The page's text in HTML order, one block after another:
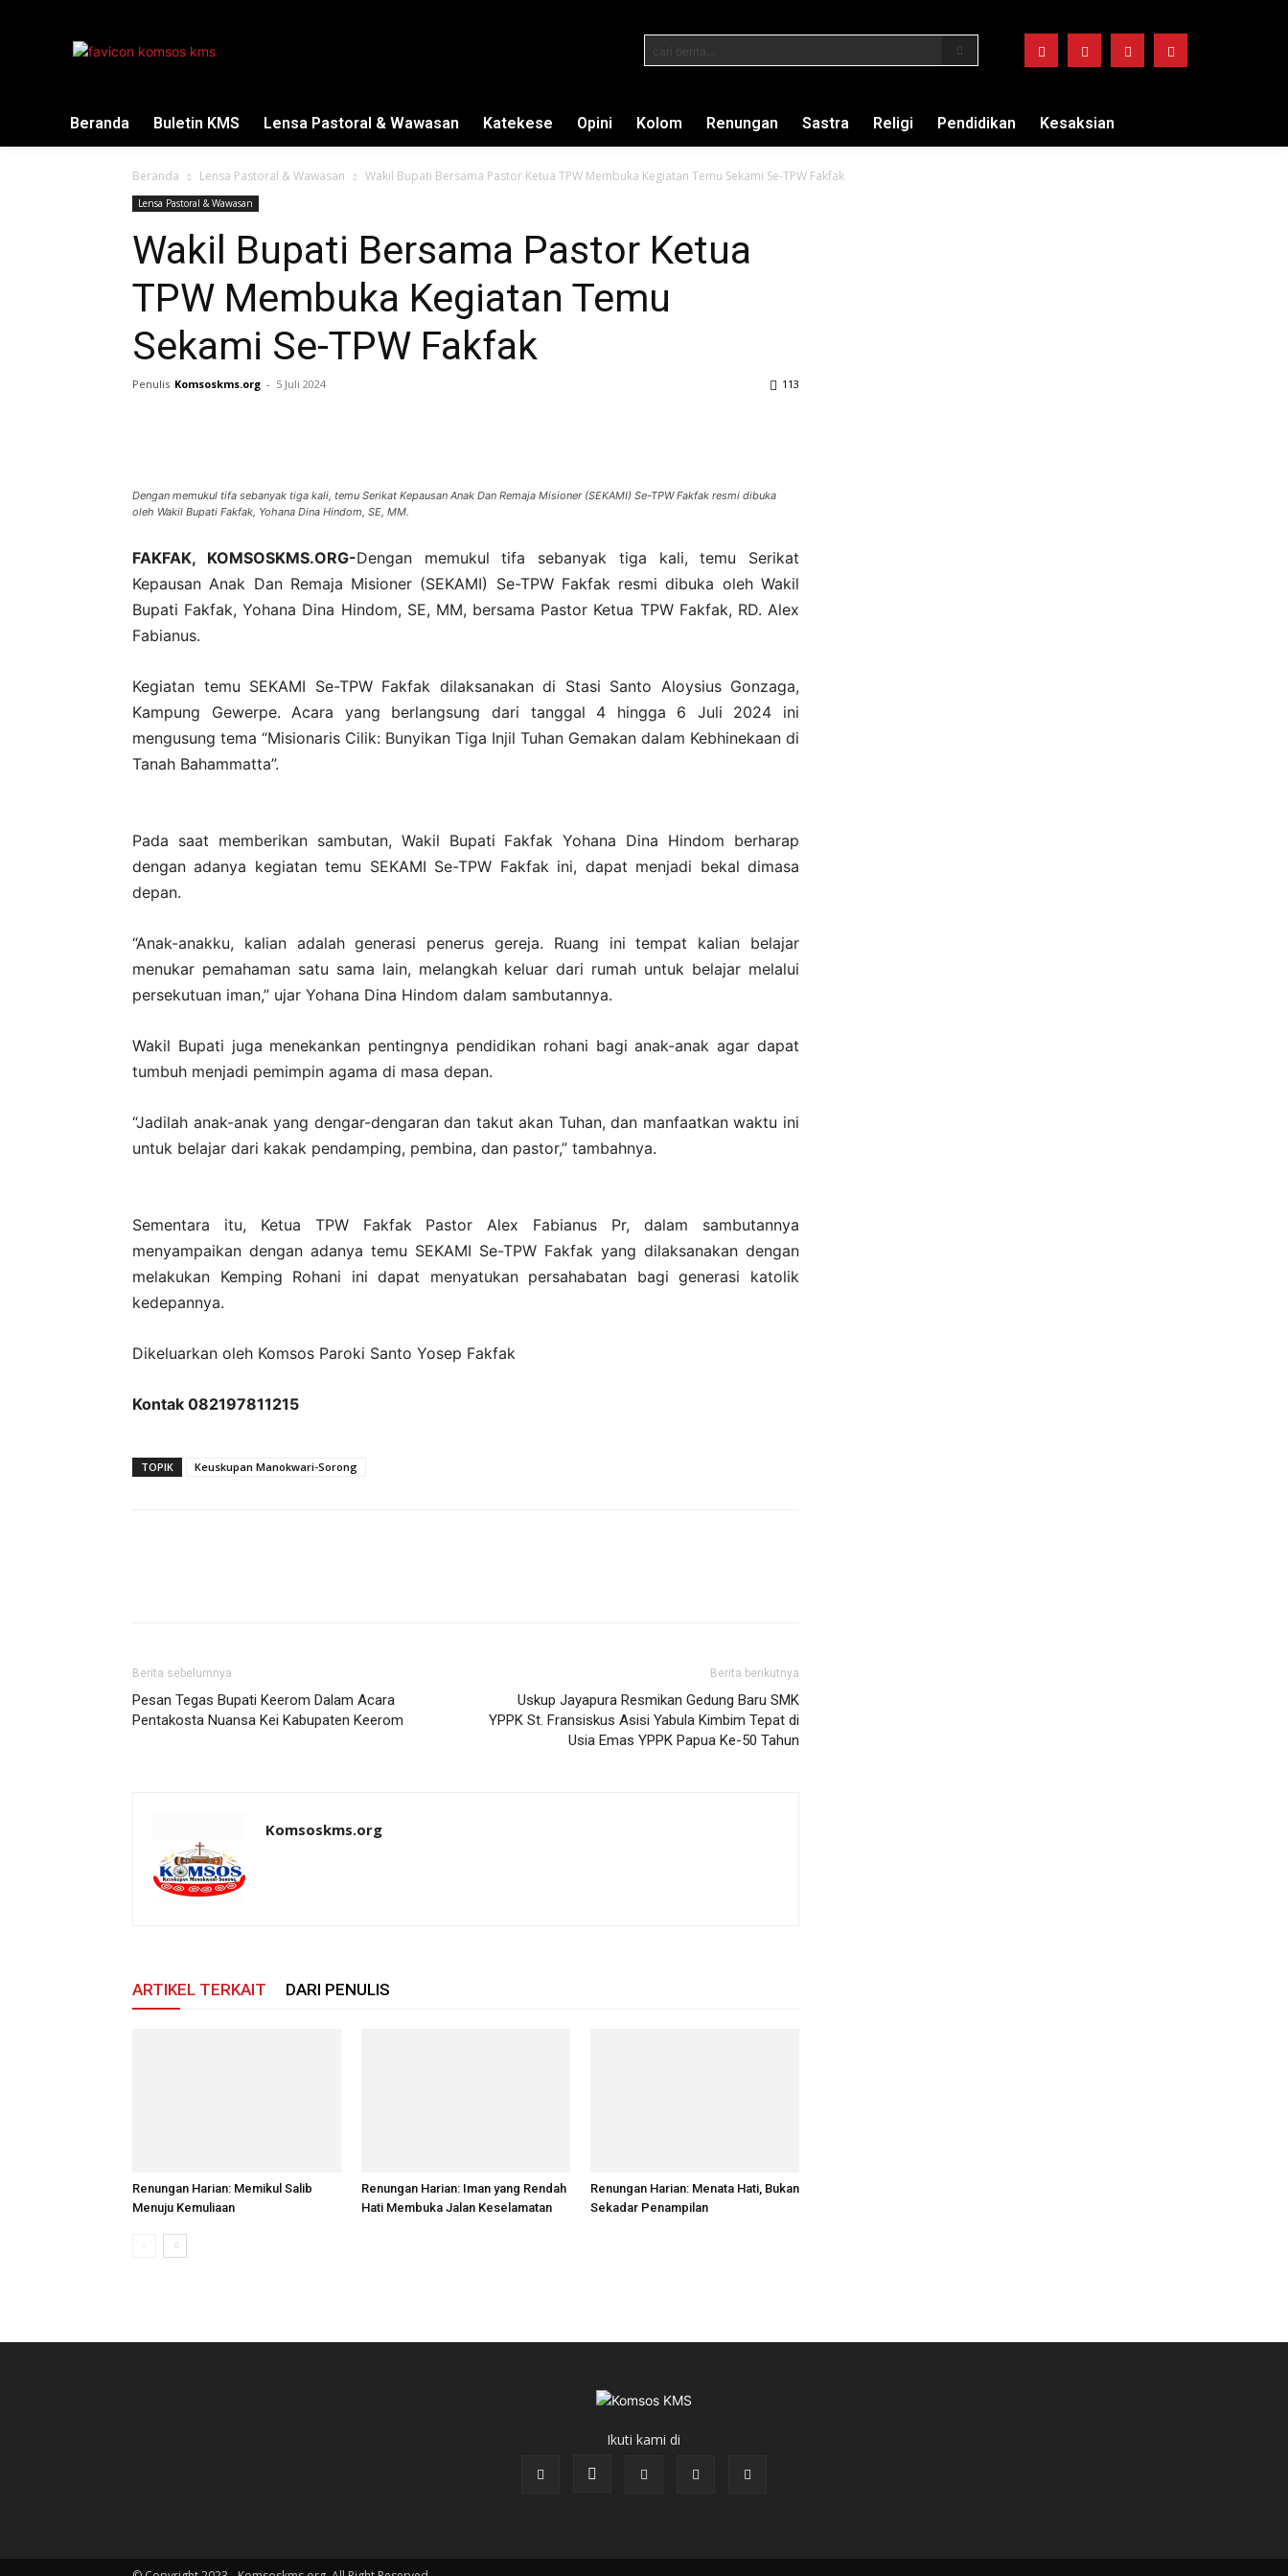
cari berita...
Beranda Buletin KMS Lensa Pastoral & Wawasan Katekese Opini Kolom Renungan Sastra Religi Pendidikan Kesaksian
Beranda Lensa Pastoral & Wawasan Wakil Bupati Bersama Pastor Ketua TPW Membuka Kegiatan Temu Sekami Se-TPW Fakfak
Lensa Pastoral & Wawasan
Wakil Bupati Bersama Pastor Ketua
TPW Membuka Kegiatan Temu
Sekami Se-TPW Fakfak
Penulis Komsoskms.org - 5 Juli 2024 113
Dengan memukul tifa sebanyak tiga kali, temu Serikat Kepausan Anak Dan Remaja Misioner (SEKAMI) Se-TPW Fakfak resmi dibuka
oleh Wakil Bupati Fakfak, Yohana Dina Hindom, SE, MM.
FAKFAK, KOMSOSKMS.ORG-Dengan memukul tifa sebanyak tiga kali, temu Serikat
Kepausan Anak Dan Remaja Misioner (SEKAMI) Se-TPW Fakfak resmi dibuka oleh Wakil
Bupati Fakfak, Yohana Dina Hindom, SE, MM, bersama Pastor Ketua TPW Fakfak, RD. Alex
Fabianus.
Kegiatan temu SEKAMI Se-TPW Fakfak dilaksanakan di Stasi Santo Aloysius Gonzaga,
Kampung Gewerpe. Acara yang berlangsung dari tanggal 4 hingga 6 Juli 2024 ini
mengusung tema “Misionaris Cilik: Bunyikan Tiga Injil Tuhan Gemakan dalam Kebhinekaan di
Tanah Bahammatta”.
Pada saat memberikan sambutan, Wakil Bupati Fakfak Yohana Dina Hindom berharap
dengan adanya kegiatan temu SEKAMI Se-TPW Fakfak ini, dapat menjadi bekal dimasa
depan.
“Anak-anakku, kalian adalah generasi penerus gereja. Ruang ini tempat kalian belajar
menukar pemahaman satu sama lain, melangkah keluar dari rumah untuk belajar melalui
persekutuan iman,” ujar Yohana Dina Hindom dalam sambutannya.
Wakil Bupati juga menekankan pentingnya pendidikan rohani bagi anak-anak agar dapat
tumbuh menjadi pemimpin agama di masa depan.
“Jadilah anak-anak yang dengar-dengaran dan takut akan Tuhan, dan manfaatkan waktu ini
untuk belajar dari kakak pendamping, pembina, dan pastor,” tambahnya.
Sementara itu, Ketua TPW Fakfak Pastor Alex Fabianus Pr, dalam sambutannya
menyampaikan dengan adanya temu SEKAMI Se-TPW Fakfak yang dilaksanakan dengan
melakukan Kemping Rohani ini dapat menyatukan persahabatan bagi generasi katolik
kedepannya.
Dikeluarkan oleh Komsos Paroki Santo Yosep Fakfak
Kontak 082197811215
TOPIK Keuskupan Manokwari-Sorong
Berita sebelumnya
Pesan Tegas Bupati Keerom Dalam Acara
Pentakosta Nuansa Kei Kabupaten Keerom
Berita berikutnya
Uskup Jayapura Resmikan Gedung Baru SMK
YPPK St. Fransiskus Asisi Yabula Kimbim Tepat di
Usia Emas YPPK Papua Ke-50 Tahun
Komsoskms.org
ARTIKEL TERKAIT DARI PENULIS
Renungan Harian: Memikul Salib
Menuju Kemuliaan
Renungan Harian: Iman yang Rendah
Hati Membuka Jalan Keselamatan
Renungan Harian: Menata Hati, Bukan
Sekadar Penampilan
Ikuti kami di